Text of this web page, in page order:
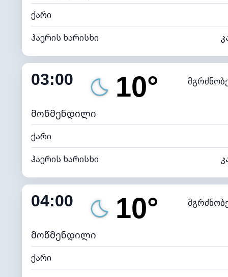
ქარი
ჰაერის ხარისხი
შიდა ტენიანობა
ნამის წერტილი
განათების ინდექსი
03:00 10°
მოწმენდილი
ქარი
ჰაერის ხარისხი
შიდა ტენიანობა
ნამის წერტილი
განათების ინდექსი
04:00 10°
მოწმენდილი
ქარი